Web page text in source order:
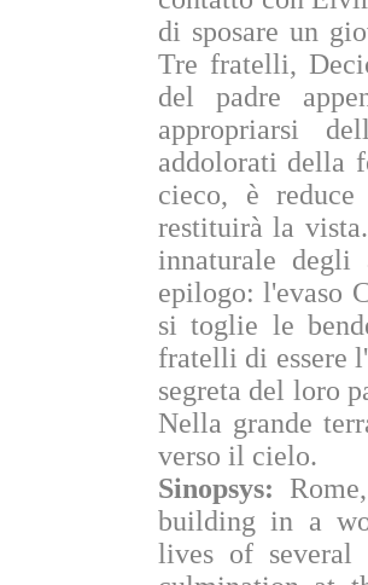
di sposare un
Tre fratelli,
del padre
appropriarsi
addolorati della
cieco, è
restituirà la
innaturale
epilogo: l'evaso
si toglie le
fratelli di essere
segreta del loro
Nella grande
verso il cielo.
Sinopsys:
building in a
lives of several